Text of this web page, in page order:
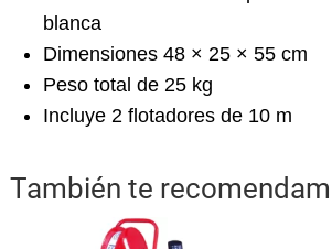
blanca
Dimensiones 48 × 25 × 55 cm
Peso total de 25 kg
Incluye 2 flotadores de 10 m
También te